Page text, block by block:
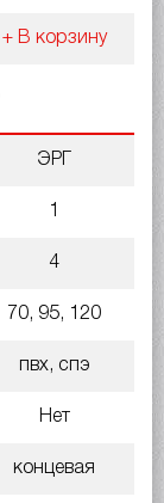
+ В корзину
ЭРГ
1
4
70, 95, 120
пвх, спэ
Нет
концевая